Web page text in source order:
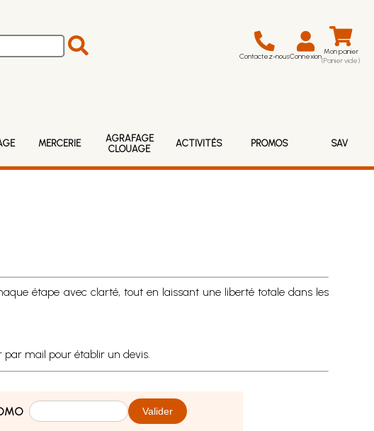
Contactez-nousConnexion Mon panier
(Panier vide)
MERCERIE
AGRAFAGE
CLOUAGE
ACTIVITÉS PROMOS SAV
étape avec clarté, tout en laissant une liberté totale dans les
mail pour établir un devis.